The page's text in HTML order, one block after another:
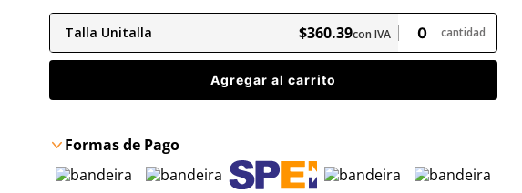
Talla Unitalla $360.39con IVA cantidad
Agregar al carrito
Formas de Pago